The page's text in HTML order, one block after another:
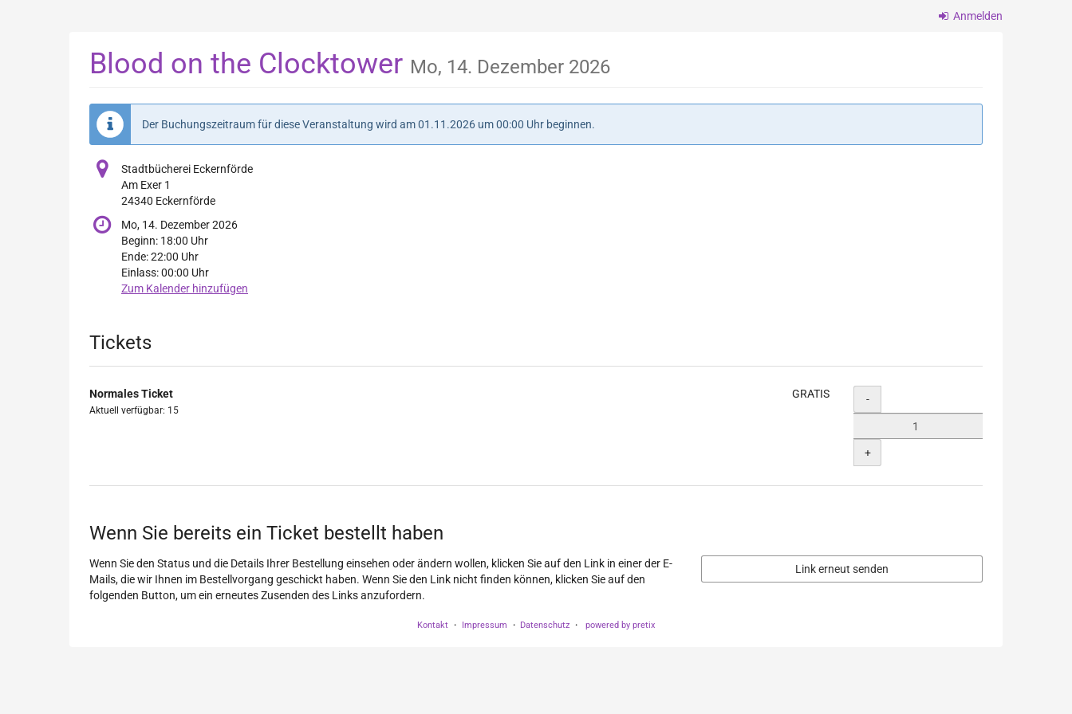
Anmelden
Blood on the Clocktower Mo, 14. Dezember 2026
Der Buchungszeitraum für diese Veranstaltung wird am01.11.2026 um00:00 Uhr beginnen.
Stadtbücherei Eckernförde
Am Exer 1
24340 Eckernförde
Mo, 14. Dezember 2026
Beginn: 18:00 Uhr
Ende:22:00 Uhr
Einlass:00:00 Uhr
Zum Kalender hinzufügen
Produkte
Tickets
Normales Ticket
Aktuell verfügbar: 15
GRATIS Menge
-
+
Wenn Sie bereits ein Ticket bestellt haben
Wenn Sie den Status und die Details Ihrer Bestellung einsehen oder ändern wollen, klicken Sie auf den Link in einer der E-
Mails, die wir Ihnen im Bestellvorgang geschickt haben. Wenn Sie den Link nicht finden können, klicken Sie auf den
folgenden Button, um ein erneutes Zusenden des Links anzufordern.
Link erneut senden
Kontakt Impressum Datenschutz powered by pretix